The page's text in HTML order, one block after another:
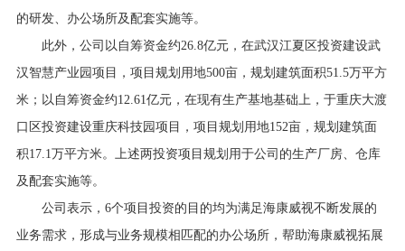
的研发、办公场所及配套实施等。
此外，公司以自筹资金约26.8亿元，在武汉江夏区投资建设武
汉智慧产业园项目，项目规划用地500亩，规划建筑面积51.5万平方
米；以自筹资金约12.61亿元，在现有生产基地基础上，于重庆大渡
口区投资建设重庆科技园项目，项目规划用地152亩，规划建筑面
积17.1万平方米。上述两投资项目规划用于公司的生产厂房、仓库
及配套实施等。
公司表示，6个项目投资的目的均为满足海康威视不断发展的
业务需求，形成与业务规模相匹配的办公场所，帮助海康威视拓展